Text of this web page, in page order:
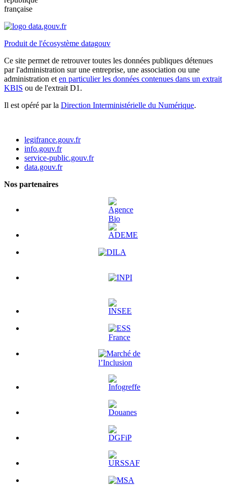
française
Produit de l'écosystème datagouv
Ce site permet de retrouver toutes les données publiques détenues
par l'administration sur une entreprise, une association ou une
administration et en particulier les données contenues dans un extrait
KBIS ou de l'extrait D1.
Il est opéré par la Direction Interministérielle du Numérique.
legifrance.gouv.fr
info.gouv.fr
service-public.gouv.fr
data.gouv.fr
Nos partenaires